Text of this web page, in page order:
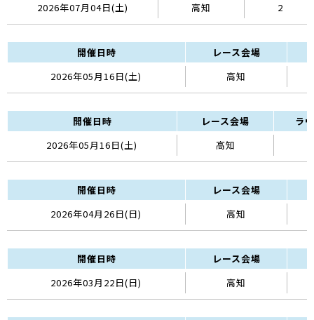
2026年07月04日(土)
高知 2
開催日時 レース会場
2026年05月16日(土)
高知
開催日時 レース会場
ラ
2026年05月16日(土)
高知
開催日時 レース会場
2026年04月26日(日)
高知
開催日時 レース会場
2026年03月22日(日)
高知